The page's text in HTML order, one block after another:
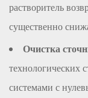
растворитель
существенно
Очистка
технологических
системами с